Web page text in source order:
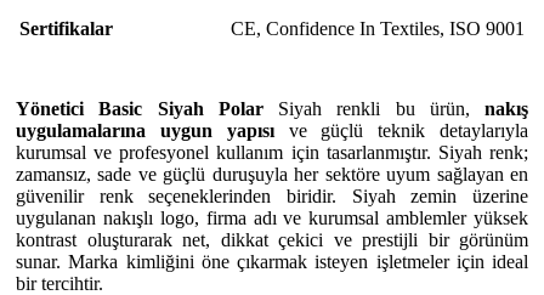
Sertifikalar CE, Confidence In Textiles, ISO 9001
Yönetici Basic Siyah PolarSiyah renkli bu ürün, nakış
uygulamalarına uygun yapısıve güçlü teknik detaylarıyla
kurumsal ve profesyonel kullanım için tasarlanmıştır. Siyah renk;
zamansız, sade ve güçlü duruşuyla her sektöre uyum sağlayan en
güvenilir renk seçeneklerinden biridir. Siyah zemin üzerine
uygulanan nakışlı logo, firma adı ve kurumsal amblemler yüksek
kontrast oluşturarak net, dikkat çekici ve prestijli bir görünüm
sunar. Marka kimliğini öne çıkarmak isteyen işletmeler için ideal
bir tercihtir.